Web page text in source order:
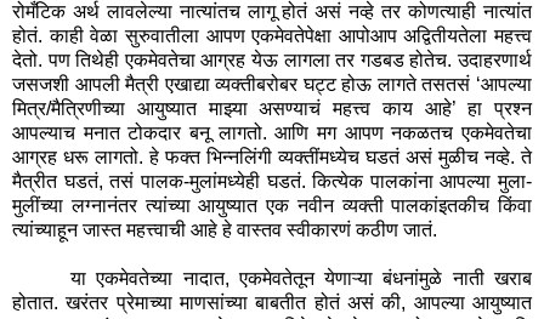
रोमँटिक अर्थ लावलेल्या नात्यांतच लागू होतं असं नव्हे तर कोणत्याही नात्यांत
होतं. काही वेळा सुरुवातीला आपण एकमेवतेपेक्षा आपोआप अद्वितीयतेला महत्त्व
देतो. पण तिथेही एकमेवतेचा आग्रह येऊ लागला तर गडबड होतेच. उदाहरणार्थ
जसजशी आपली मैत्री एखाद्या व्यक्तीबरोबर घट्ट होऊ लागते तसतसं ‘आपल्या
मित्र/मैत्रिणीच्या आयुष्यात माझ्या असण्याचं महत्त्व काय आहे’ हा प्रश्न
आपल्याच मनात टोकदार बनू लागतो. आणि मग आपण नकळतच एकमेवतेचा
आग्रह धरू लागतो. हे फक्त भिन्नलिंगी व्यक्तींमध्येच घडतं असं मुळीच नव्हे. ते
मैत्रीत घडतं, तसं पालक-मुलांमध्येही घडतं. कित्येक पालकांना आपल्या मुला-
मुलींच्या लग्नानंतर त्यांच्या आयुष्यात एक नवीन व्यक्ती पालकांइतकीच किंवा
त्यांच्याहून जास्त महत्त्वाची आहे हे वास्तव स्वीकारणं कठीण जातं.
या एकमेवतेच्या नादात, एकमेवतेतून येणाऱ्या बंधनांमुळे नाती खराब
होतात. खरंतर प्रेमाच्या माणसांच्या बाबतीत होतं असं की, आपल्या आयुष्यात